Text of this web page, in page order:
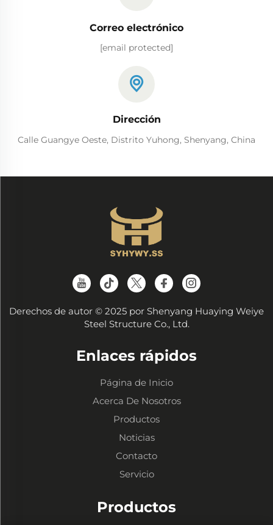
Correo electrónico
[email protected]
Dirección
Calle Guangye Oeste, Distrito Yuhong, Shenyang, China
Derechos de autor © 2025 por Shenyang Huaying Weiye
Steel Structure Co., Ltd.
Enlaces rápidos
Página de Inicio
Acerca De Nosotros
Productos
Noticias
Contacto
Servicio
Productos